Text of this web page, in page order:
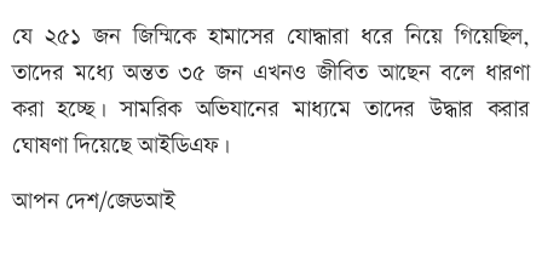
যে ২৫১ জন জিম্মিকে হামাসের যোদ্ধারা ধরে নিয়ে গিয়েছিল,
তাদের মধ্যে অন্তত ৩৫ জন এখনও জীবিত আছেন বলে ধারণা
করা হচ্ছে। সামরিক অভিযানের মাধ্যমে তাদের উদ্ধার করার
ঘোষণা দিয়েছে আইডিএফ।
আপন দেশ/জেডআই